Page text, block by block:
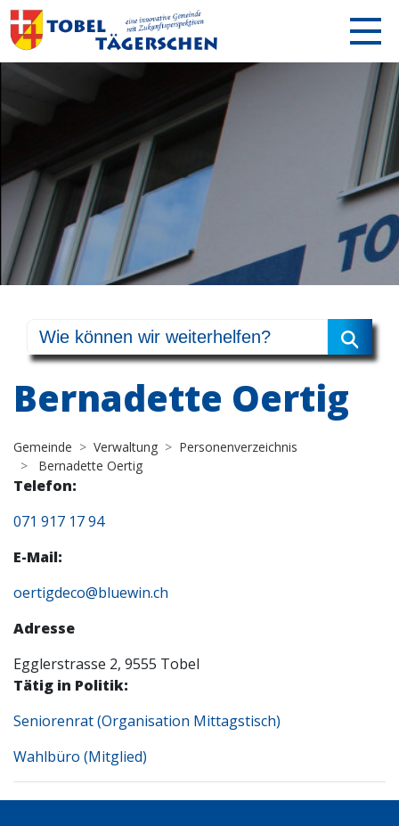
Bernadette Oertig
Gemeinde Verwaltung
Personenverzeichnis
Bernadette Oertig
Telefon:
071 917 17 94
E-Mail:
oertigdeco@bluewin.ch
Adresse
Egglerstrasse 2, 9555 Tobel
Tätig in Politik:
Seniorenrat (Organisation Mittagstisch)
Wahlbüro (Mitglied)